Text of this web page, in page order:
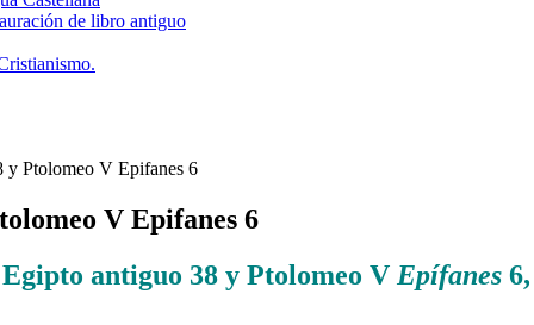
de libro antiguo
y Ptolomeo V Epifanes 6
V Epifanes 6
Egipto antiguo 38 y Ptolomeo V Epífanes